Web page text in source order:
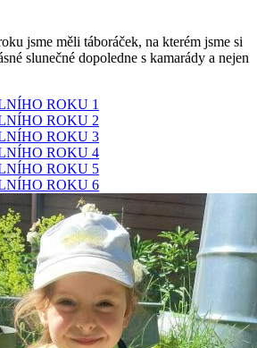
jsme měli táboráček, na kterém jsme si
slunečné dopoledne s kamarády a nejen